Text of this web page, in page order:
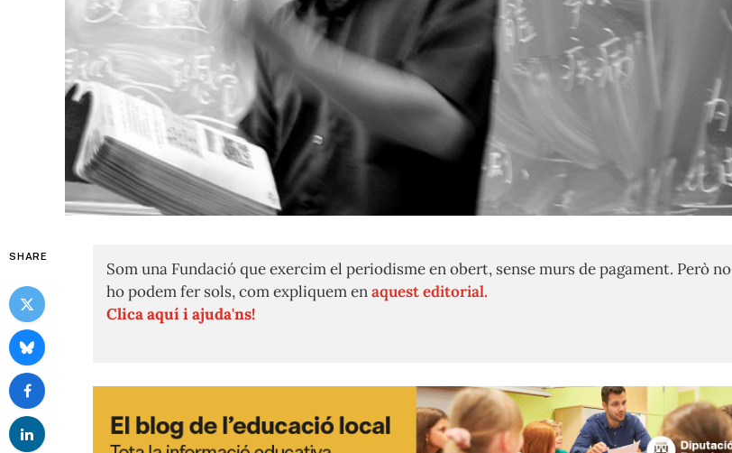
SHARE
Som una Fundació que exercim el periodisme en obert, sense murs de pagament. Però no
ho podem fer sols, com expliquem enaquest editorial.
Clica aquí i ajuda'ns!